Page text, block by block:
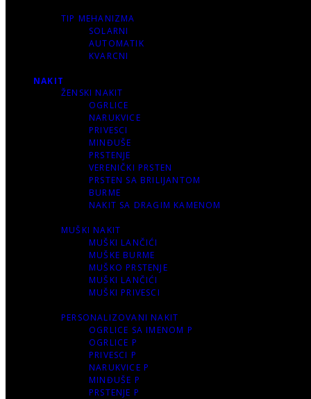
TIP MEHANIZMA
SOLARNI
AUTOMATIK
KVARCNI
NAKIT
ŽENSKI NAKIT
OGRLICE
NARUKVICE
PRIVESCI
MINĐUŠE
PRSTENJE
VERENIČKI PRSTEN
PRSTEN SA BRILIJANTOM
BURME
NAKIT SA DRAGIM KAMENOM
MUŠKI NAKIT
MUŠKI LANČIĆI
MUŠKE BURME
MUŠKO PRSTENJE
MUŠKI LANČIĆI
MUŠKI PRIVESCI
PERSONALIZOVANI NAKIT
OGRLICE SA IMENOM P
OGRLICE P
PRIVESCI P
NARUKVICE P
MINĐUŠE P
PRSTENJE P